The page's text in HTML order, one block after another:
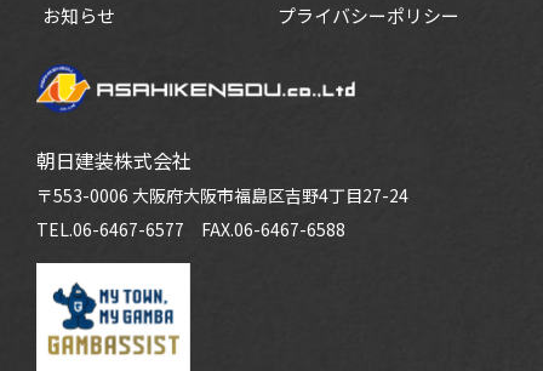
お知らせ
プライバシーポリシー
朝日建装株式会社
〒553-0006 大阪府大阪市福島区吉野4丁目27-24
TEL.06-6467-6577 FAX.06-6467-6588